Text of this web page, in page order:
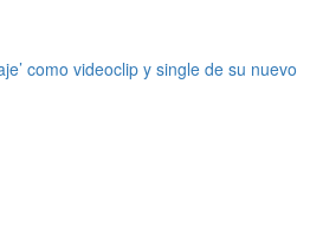
como videoclip y single de su nuevo